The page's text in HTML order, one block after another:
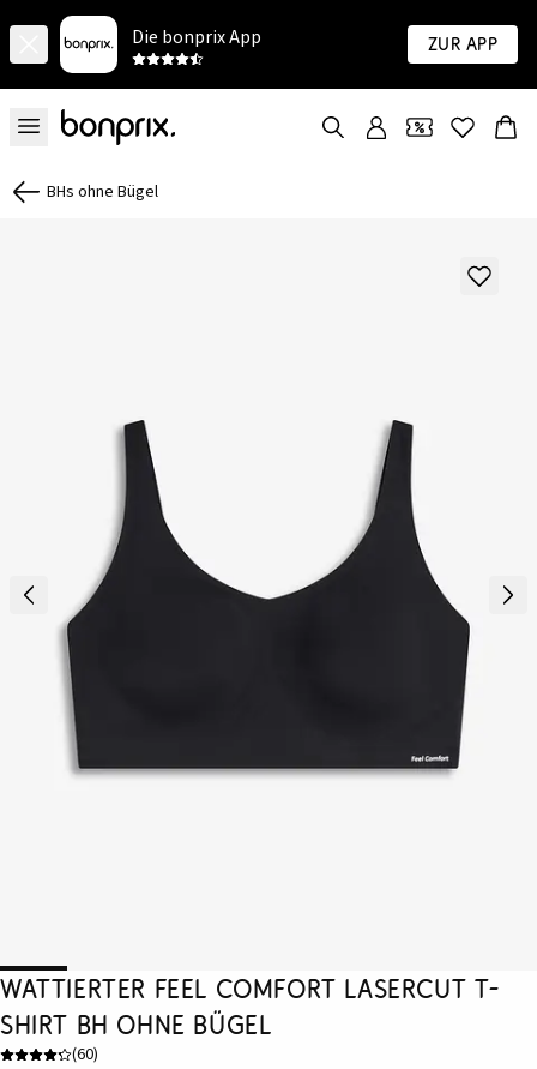
Die bonprix App Zur App
BHs ohne Bügel
Wattierter Feel Comfort Lasercut T-
Shirt BH ohne Bügel
(60)